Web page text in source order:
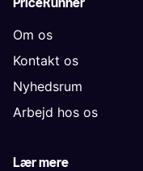
Om os
Kontakt os
Nyhedsrum
Arbejd hos os
Lær mere